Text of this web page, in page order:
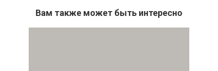
Вам также может быть интересно